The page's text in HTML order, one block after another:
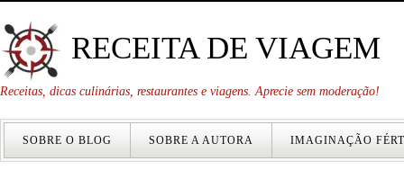
RECEITA DE VIAGEM
Receitas, dicas culinárias, restaurantes e viagens. Aprecie sem moderação!
SOBRE O BLOG SOBRE A AUTORA IMAGINAÇÃO